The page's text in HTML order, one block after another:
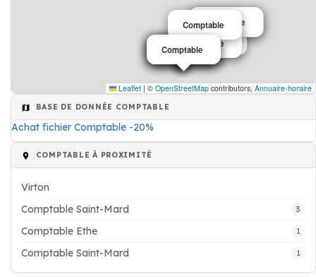
Comptable
Comptable
Comptable
Comptable
Comptable
Comptable
Comptable
Comptable
Comptable
Leaflet | © OpenStreetMap contributors, Annuaire-horaire
BASE DE DONNÉE COMPTABLE
Achat fichier Comptable -20%
COMPTABLE À PROXIMITÉ
Virton
Comptable Saint-Mard
3
Comptable Ethe 1
Comptable Saint-Mard 1